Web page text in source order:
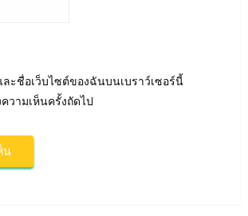
ละชื่อเว็บไซต์ของฉันบนเบราว์เซอร์นี้
วามเห็นครั้งถัดไป